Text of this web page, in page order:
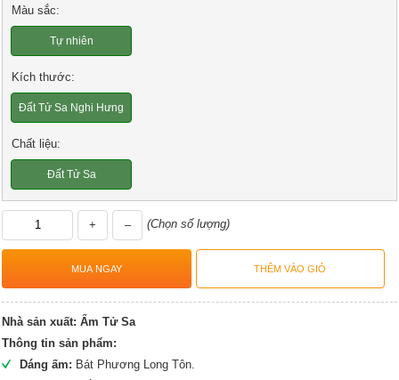
Màu sắc:
Tự nhiên
Kích thước:
Đất Tử Sa Nghi Hưng
Chất liệu:
Đất Tử Sa
+ – (Chọn số lượng)
Nhà sản xuất: Ấm Tử Sa
Thông tin sản phẩm:
Dáng ấm: Bát Phương Long Tôn.